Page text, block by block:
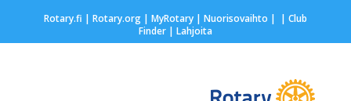
Rotary.fi | Rotary.org| MyRotary | Nuorisovaihto | | Club
Finder| Lahjoita